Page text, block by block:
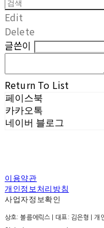
Edit
Delete
글쓴이
Return To List
페이스북
카카오톡
네이버 블로그
이용약관
개인정보처리방침
사업자정보확인
상호: 볼름에릭스 | 대표: 김은형 |